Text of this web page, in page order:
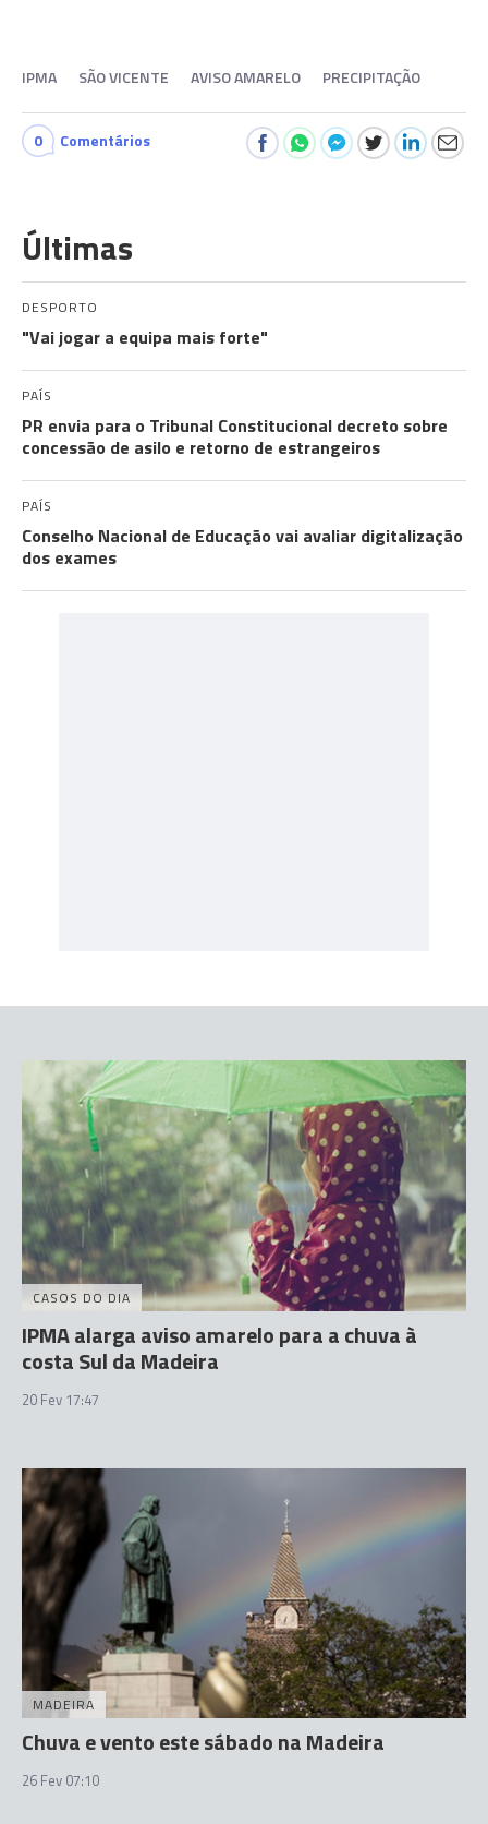
IPMA SÃO VICENTE AVISO AMARELO PRECIPITAÇÃO
0 Comentários
Últimas
DESPORTO
"Vai jogar a equipa mais forte"
PAÍS
PR envia para o Tribunal Constitucional decreto sobre
concessão de asilo e retorno de estrangeiros
PAÍS
Conselho Nacional de Educação vai avaliar digitalização
dos exames
CASOS DO DIA
IPMA alarga aviso amarelo para a chuva à
costa Sul da Madeira
20 Fev 17:47
MADEIRA
Chuva e vento este sábado na Madeira
26 Fev 07:10